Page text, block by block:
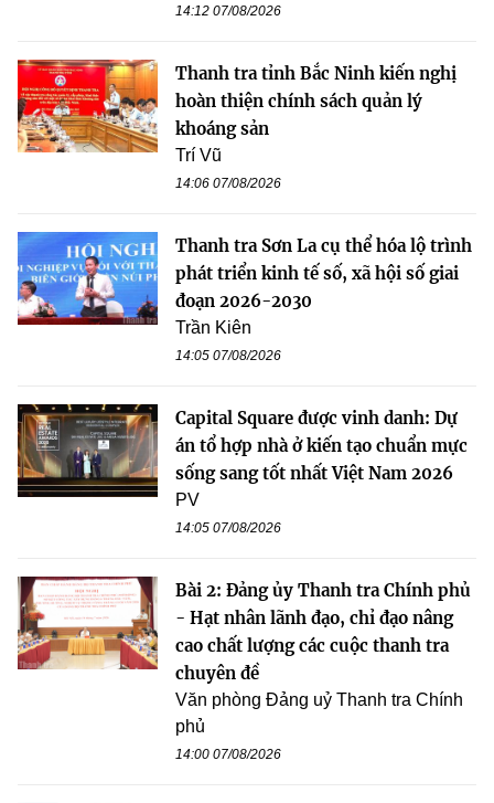
14:12 07/08/2026
Thanh tra tỉnh Bắc Ninh kiến nghị
hoàn thiện chính sách quản lý
khoáng sản
Trí Vũ
14:06 07/08/2026
Thanh tra Sơn La cụ thể hóa lộ trình
phát triển kinh tế số, xã hội số giai
đoạn 2026-2030
Trần Kiên
14:05 07/08/2026
Capital Square được vinh danh: Dự
án tổ hợp nhà ở kiến tạo chuẩn mực
sống sang tốt nhất Việt Nam 2026
PV
14:05 07/08/2026
Bài 2: Đảng ủy Thanh tra Chính phủ
- Hạt nhân lãnh đạo, chỉ đạo nâng
cao chất lượng các cuộc thanh tra
chuyên đề
Văn phòng Đảng uỷ Thanh tra Chính
phủ
14:00 07/08/2026